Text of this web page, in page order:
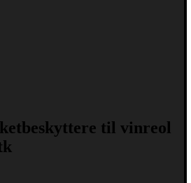
til vinreol